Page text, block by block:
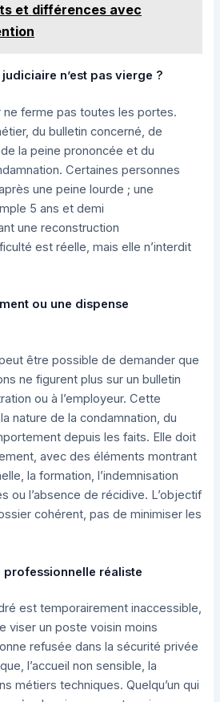
et différences avec
n’est pas vierge ?
ne ferme pas toutes les portes.
du bulletin concerné, de
la peine prononcée et du
Certaines personnes
une peine lourde ; une
5 ans et demi
une reconstruction
est réelle, mais elle n’interdit
ou une dispense
être possible de demander que
ne figurent plus sur un bulletin
ou à l’employeur. Cette
nature de la condamnation, du
depuis les faits. Elle doit
avec des éléments montrant
la formation, l’indemnisation
ou l’absence de récidive. L’objectif
cohérent, pas de minimiser les
professionnelle réaliste
est temporairement inaccessible,
viser un poste voisin moins
refusée dans la sécurité privée
l’accueil non sensible, la
métiers techniques. Quelqu’un qui